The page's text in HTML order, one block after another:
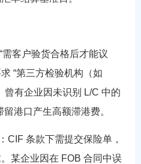
需客户验货合格后才能议
“第三方检验机构（如
曾有企业因未识别 L/C 中的
留港口产生高额滞港费。
CIF 条款下需提交保险单，
某企业因在 FOB 合同中误